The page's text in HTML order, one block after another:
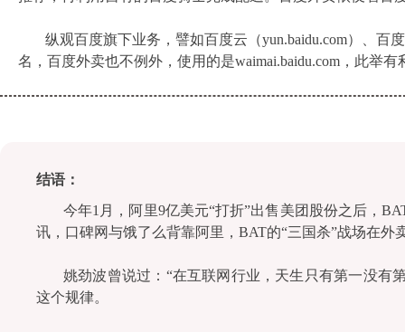
纵观百度旗下业务，譬如百度云（yun.baidu.com）、百
名，百度外卖也不例外，使用的是waimai.baidu.com，此举
结语：
今年1月，阿里9亿美元“打折”出售美团股份之后，
讯，口碑网与饿了么背靠阿里，BAT的“三国杀”战场在外
姚劲波曾说过：“在互联网行业，天生只有第一没有
这个规律。